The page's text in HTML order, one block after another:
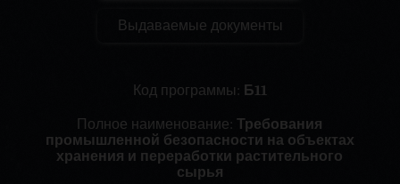
Выдаваемые документы
Код программы: Б11
Полное наименование:Требования
промышленной безопасности на объектах
хранения и переработки растительного
сырья